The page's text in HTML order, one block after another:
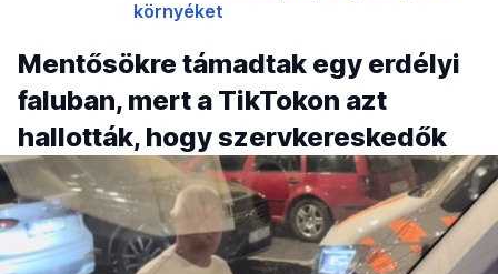
környéket
Mentősökre támadtak egy erdélyi
faluban, mert a TikTokon azt
hallották, hogy szervkereskedők